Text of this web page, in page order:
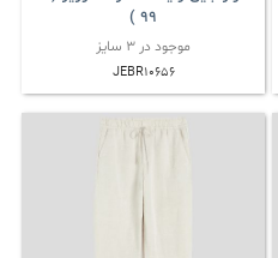
99 )
موجود در 3 سایز
JEBR10656